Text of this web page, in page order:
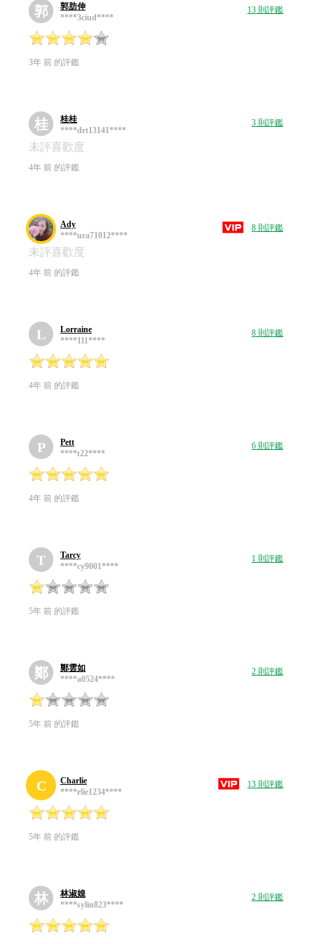
郭
郭肪伸
****3ciud****
13 則評鑑
3年 前 的評鑑
桂
桂桂
****drt13141****
3 則評鑑
未評喜歡度
4年 前 的評鑑
Ady
****ura71012****
8 則評鑑
未評喜歡度
4年 前 的評鑑
L
Lorraine
****111****
8 則評鑑
4年 前 的評鑑
P
Pett
****t22****
6 則評鑑
4年 前 的評鑑
T
Tarcy
****cy9001****
1 則評鑑
5年 前 的評鑑
鄭
鄭雲如
****a0524****
2 則評鑑
5年 前 的評鑑
C
Charlie
****rlie1234****
13 則評鑑
5年 前 的評鑑
林
林淑媓
****sylin823****
2 則評鑑